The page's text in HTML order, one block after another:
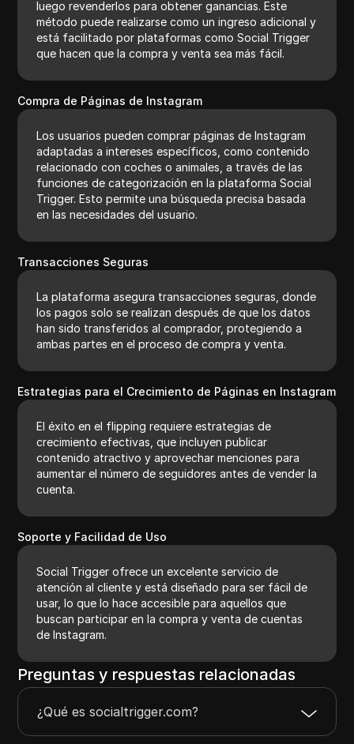
luego revenderlos para obtener ganancias. Este
método puede realizarse como un ingreso adicional y
está facilitado por plataformas como Social Trigger
que hacen que la compra y venta sea más fácil.
Compra de Páginas de Instagram
Los usuarios pueden comprar páginas de Instagram
adaptadas a intereses específicos, como contenido
relacionado con coches o animales, a través de las
funciones de categorización en la plataforma Social
Trigger. Esto permite una búsqueda precisa basada
en las necesidades del usuario.
Transacciones Seguras
La plataforma asegura transacciones seguras, donde
los pagos solo se realizan después de que los datos
han sido transferidos al comprador, protegiendo a
ambas partes en el proceso de compra y venta.
Estrategias para el Crecimiento de Páginas en Instagram
El éxito en el flipping requiere estrategias de
crecimiento efectivas, que incluyen publicar
contenido atractivo y aprovechar menciones para
aumentar el número de seguidores antes de vender la
cuenta.
Soporte y Facilidad de Uso
Social Trigger ofrece un excelente servicio de
atención al cliente y está diseñado para ser fácil de
usar, lo que lo hace accesible para aquellos que
buscan participar en la compra y venta de cuentas
de Instagram.
Preguntas y respuestas relacionadas
¿Qué es socialtrigger.com?